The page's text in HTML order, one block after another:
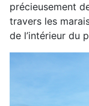
précieusement
travers les
de l’intérieur du